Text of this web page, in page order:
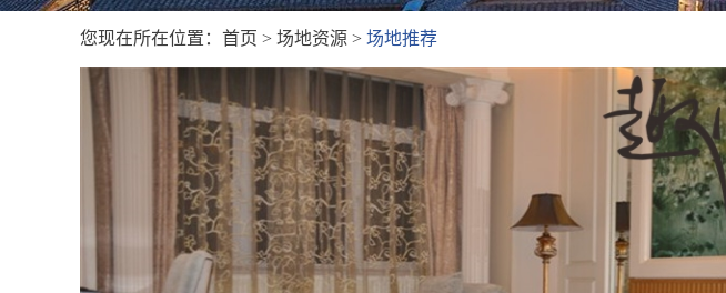
您现在所在位置： 首页 > 场地资源 > 场地推荐